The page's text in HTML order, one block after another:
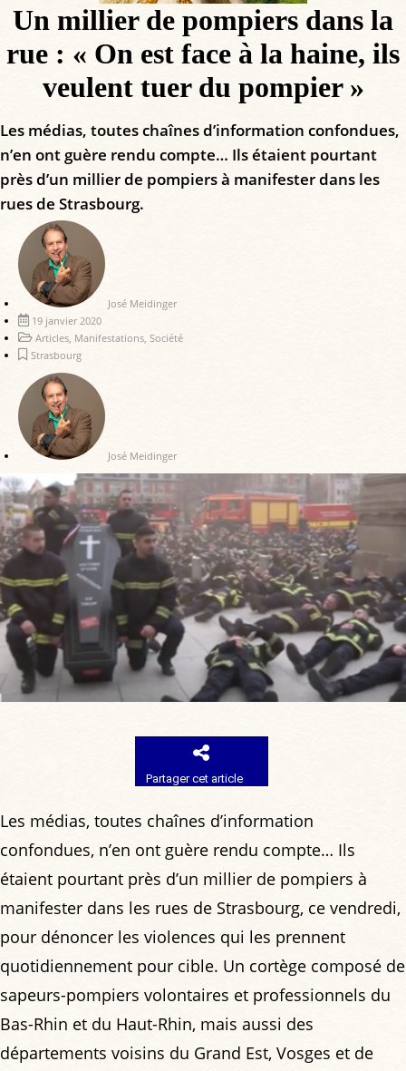
Un millier de pompiers dans la
rue : « On est face à la haine, ils
veulent tuer du pompier »
Les médias, toutes chaînes d’information confondues,
n’en ont guère rendu compte… Ils étaient pourtant
près d’un millier de pompiers à manifester dans les
rues de Strasbourg.
José Meidinger
19 janvier 2020
Articles, Manifestations, Société
Strasbourg
José Meidinger
Partager cet article
Les médias, toutes chaînes d’information
confondues, n’en ont guère rendu compte… Ils
étaient pourtant près d’un millier de pompiers à
manifester dans les rues de Strasbourg, ce vendredi,
pour dénoncer les violences qui les prennent
quotidiennement pour cible. Un cortège composé de
sapeurs-pompiers volontaires et professionnels du
Bas-Rhin et du Haut-Rhin, mais aussi des
départements voisins du Grand Est, Vosges et de